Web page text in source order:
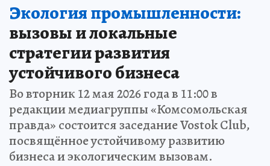
Экология промышленности:
вызовы и локальные
стратегии развития
устойчивого бизнеса
Во вторник 12 мая 2026 года в 11:00 в
редакции медиагруппы «Комсомольская
правда» состоится заседание Vostok Club,
посвящённое устойчивому развитию
бизнеса и экологическим вызовам.